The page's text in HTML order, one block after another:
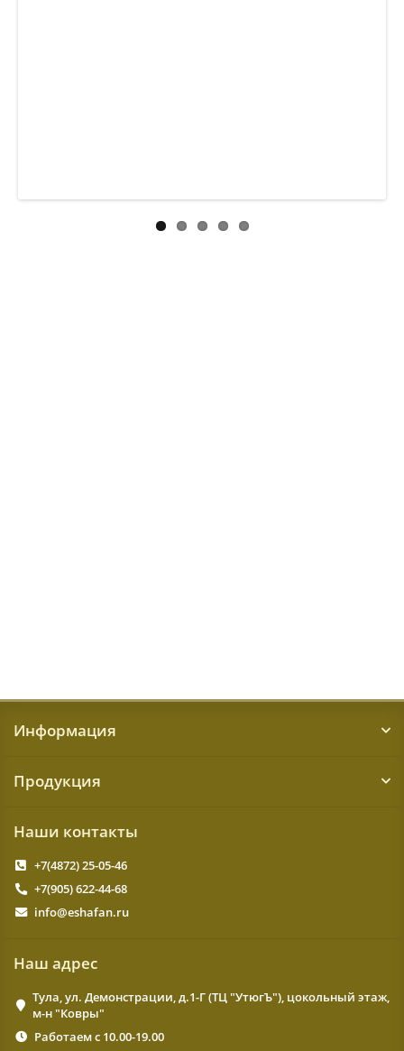
Информация
Продукция
Наши контакты
+7(4872) 25-05-46
+7(905) 622-44-68
info@eshafan.ru
Наш адрес
Тула, ул. Демонстрации, д.1-Г (ТЦ "УтюгЪ"), цокольный этаж,
м-н "Ковры"
Работаем с 10.00-19.00